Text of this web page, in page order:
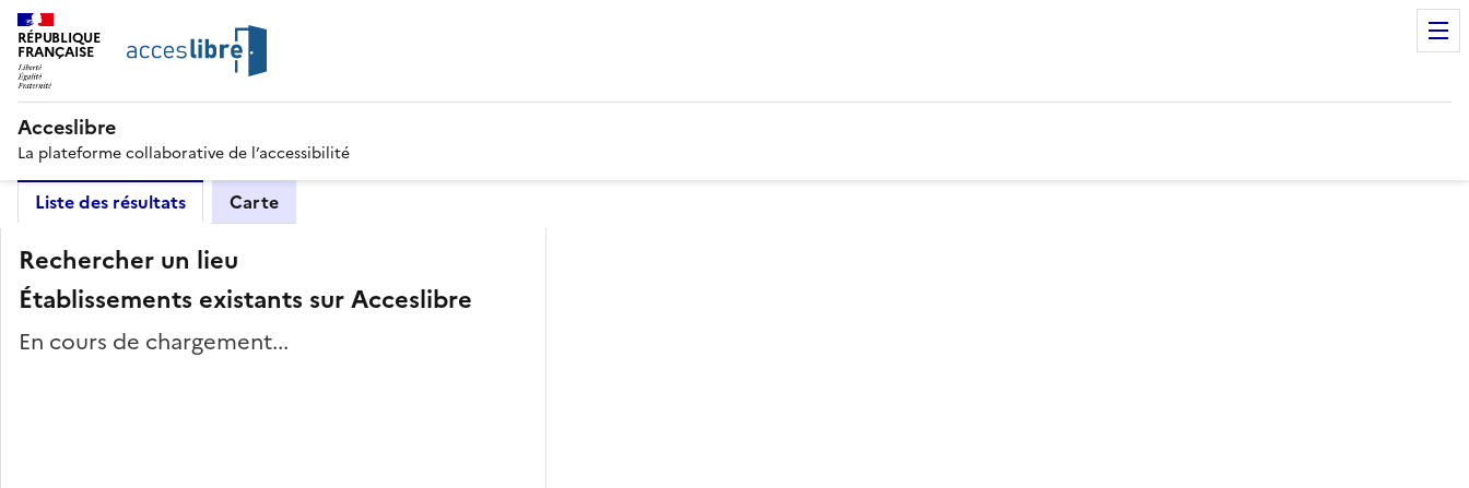
RÉPUBLIQUE
FRANÇAISE
Acceslibre
La plateforme collaborative de l’accessibilité
Liste des résultats Carte
Rechercher un lieu
Établissements existants sur Acceslibre
En cours de chargement...